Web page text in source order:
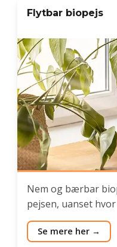
Flytbar biopejs
Nem og bærbar
pejsen, uanset
Se mere her